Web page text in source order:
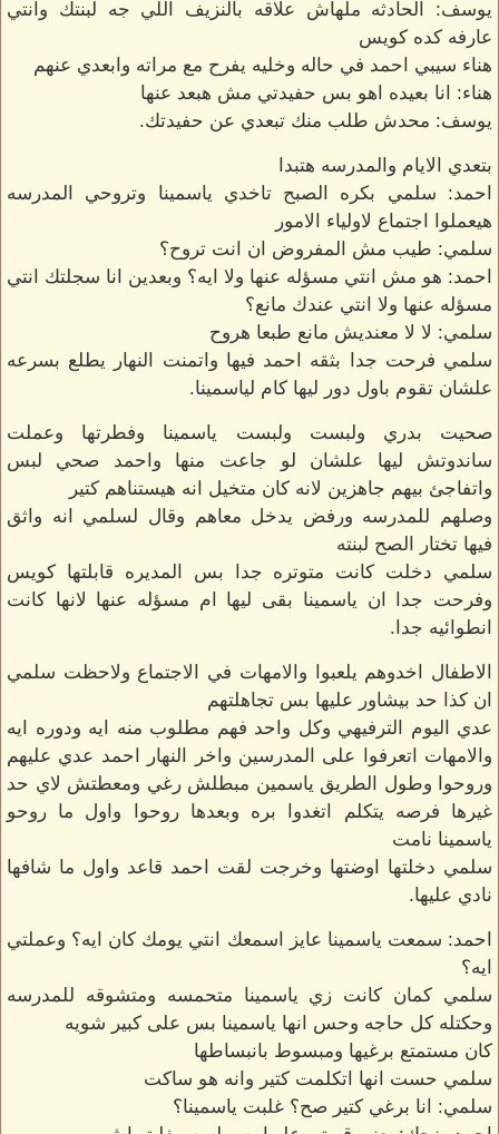
يوسف: الحادثه ملهاش علاقه بالنزيف اللي جه لبنتك وانتي
عارفه كده كويس
هناء سيبي احمد في حاله وخليه يفرح مع مراته وابعدي عنهم
هناء: انا بعيده اهو بس حفيدتي مش هبعد عنها
يوسف: محدش طلب منك تبعدي عن حفيدتك.
بتعدي الايام والمدرسه هتبدا
احمد: سلمي بكره الصبح تاخدي ياسمينا وتروحي المدرسه
هيعملوا اجتماع لاولياء الامور
سلمي: طيب مش المفروض ان انت تروح؟
احمد: هو مش انتي مسؤله عنها ولا ايه؟ وبعدين انا سجلتك انتي
مسؤله عنها ولا انتي عندك مانع؟
سلمي: لا لا معنديش مانع طبعا هروح
سلمي فرحت جدا بثقه احمد فيها واتمنت النهار يطلع بسرعه
علشان تقوم باول دور ليها كام لياسمينا.
صحيت بدري ولبست ولبست ياسمينا وفطرتها وعملت
ساندوتش ليها علشان لو جاعت منها واحمد صحي لبس
واتفاجئ بيهم جاهزين لانه كان متخيل انه هيستناهم كتير
وصلهم للمدرسه ورفض يدخل معاهم وقال لسلمي انه واثق
فيها تختار الصح لبنته
سلمي دخلت كانت متوتره جدا بس المديره قابلتها كويس
وفرحت جدا ان ياسمينا بقى ليها ام مسؤله عنها لانها كانت
انطوائيه جدا.
الاطفال اخدوهم يلعبوا والامهات في الاجتماع ولاحظت سلمي
ان كذا حد بيشاور عليها بس تجاهلتهم
عدي اليوم الترفيهي وكل واحد فهم مطلوب منه ايه ودوره ايه
والامهات اتعرفوا على المدرسين واخر النهار احمد عدي عليهم
وروحوا وطول الطريق ياسمين مبطلش رغي ومعطتش لاي حد
غيرها فرصه يتكلم اتغدوا بره وبعدها روحوا واول ما روحو
ياسمينا نامت
سلمي دخلتها اوضتها وخرجت لقت احمد قاعد واول ما شافها
نادي عليها.
احمد: سمعت ياسمينا عايز اسمعك انتي يومك كان ايه؟ وعملتي
ايه؟
سلمي كمان كانت زي ياسمينا متحمسه ومتشوقه للمدرسه
وحكتله كل حاجه وحس انها ياسمينا بس على كبير شويه
كان مستمتع برغيها ومبسوط بانبساطها
سلمي حست انها اتكلمت كتير وانه هو ساكت
سلمي: انا برغي كتير صح؟ غلبت ياسمينا؟